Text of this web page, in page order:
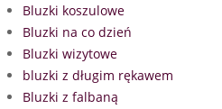
Bluzki koszulowe
Bluzki na co dzień
Bluzki wizytowe
bluzki z długim rękawem
Bluzki z falbaną